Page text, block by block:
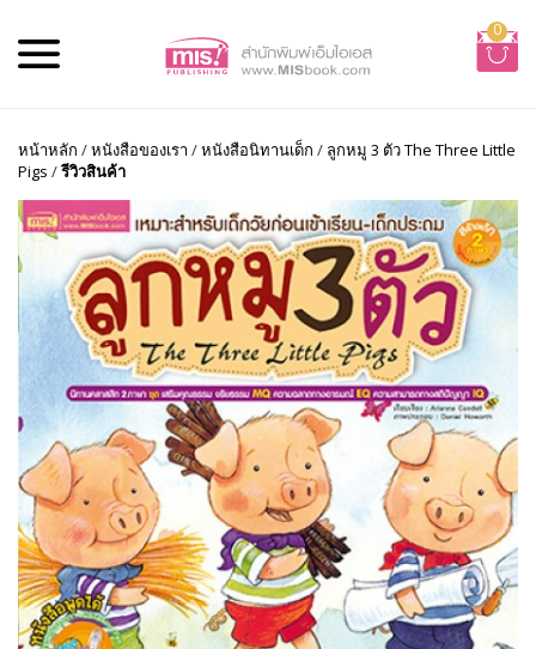
0
หน้าหลัก /หนังสือของเรา /หนังสือนิทานเด็ก / ลูกหมู 3 ตัว The Three Little
Pigs /รีวิวสินค้า